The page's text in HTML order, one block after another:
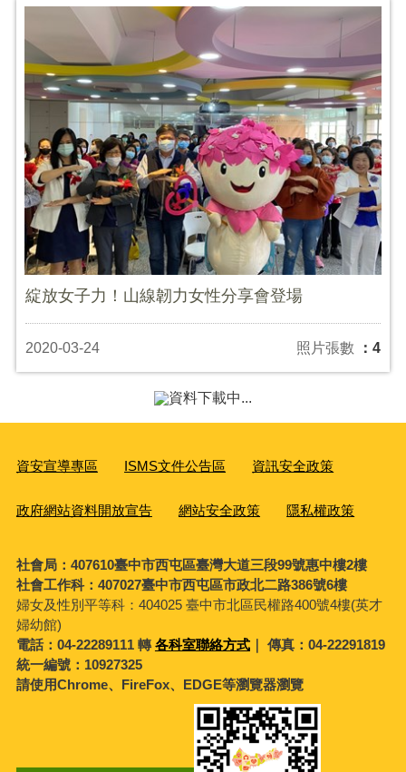
綻放女子力！山線韌力女性分享會登場
2020-03-24 照片張數 ：4
女力綻放！ 盧市長表揚中市38位傑出韌力女性
2020-03-06 照片張數：3
弱勢家庭「心希望」 市府推自立雙計畫助脫貧
照片張數